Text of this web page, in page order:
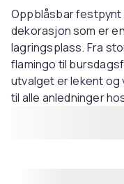
Oppblåsbar festpynt
dekorasjon som er
lagringsplass. Fra
flamingo til
utvalget er lekent
til alle anledninger